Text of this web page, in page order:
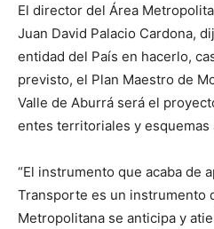
El director del Área
Juan David Palacio Cardona,
entidad del País en hacerlo,
previsto, el Plan Maestro de
Valle de Aburrá será el
entes territoriales y esquemas
“El instrumento que acaba de
Transporte es un instrumento
Metropolitana se anticipa y